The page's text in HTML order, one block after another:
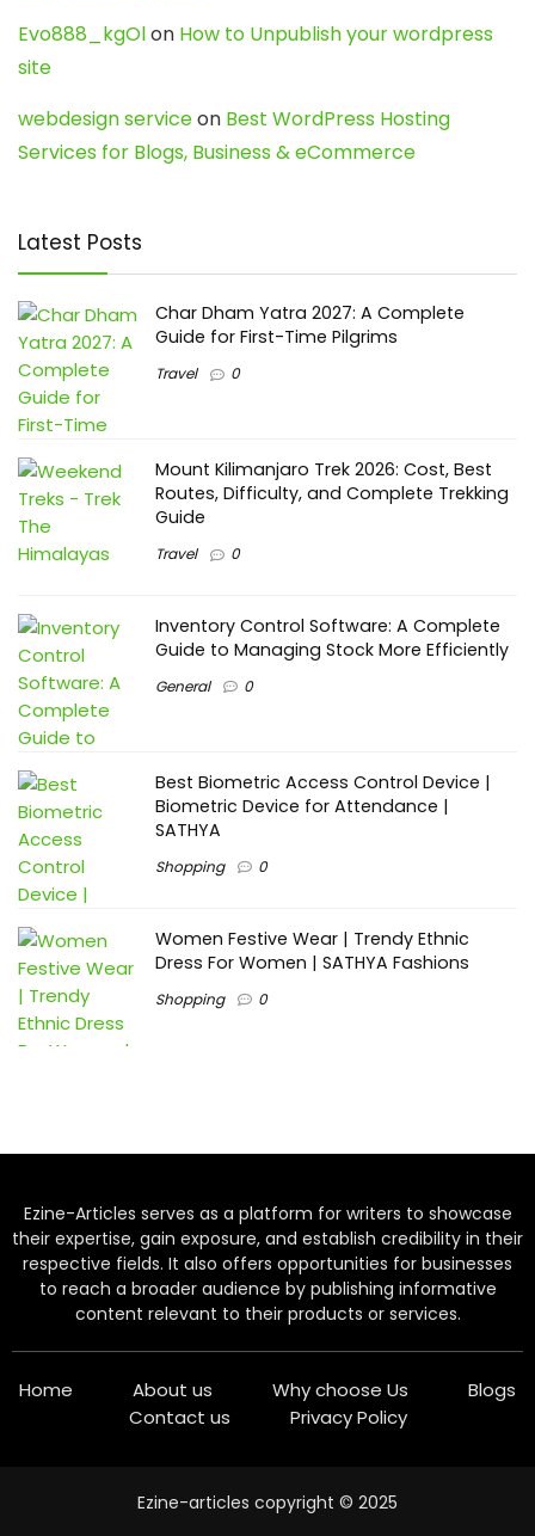
Evo888_kgOlon How to Unpublish your wordpress
site
webdesign serviceon Best WordPress Hosting
Services for Blogs, Business & eCommerce
Latest Posts
Char Dham Yatra 2027: A Complete
Guide for First-Time Pilgrims
Travel 0
Mount Kilimanjaro Trek 2026: Cost, Best
Routes, Difficulty, and Complete Trekking
Guide
Travel 0
Inventory Control Software: A Complete
Guide to Managing Stock More Efficiently
General 0
Best Biometric Access Control Device |
Biometric Device for Attendance |
SATHYA
Shopping 0
Women Festive Wear | Trendy Ethnic
Dress For Women | SATHYA Fashions
Shopping 0
Ezine-Articles serves as a platform for writers to showcase
their expertise, gain exposure, and establish credibility in their
respective fields. It also offers opportunities for businesses
to reach a broader audience by publishing informative
content relevant to their products or services.
Home About us Why choose Us
Blogs
Contact us
Privacy Policy
Ezine-articles copyright © 2025